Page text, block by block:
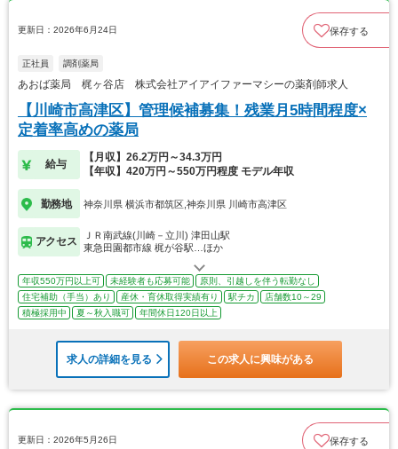
更新日：2026年6月24日 保存する
正社員 調剤薬局
あおば薬局 梶ヶ谷店 株式会社アイアイファーマシーの薬剤師求人
【川崎市高津区】管理候補募集！残業月5時間程度×
定着率高めの薬局
給与
【月収】26.2万円～34.3万円
【年収】420万円～550万円程度 モデル年収
勤務地 神奈川県 横浜市都筑区,神奈川県 川崎市高津区
アクセス
ＪＲ南武線(川崎－立川) 津田山駅
東急田園都市線 梶が谷駅…ほか
年収550万円以上可 未経験者も応募可能
原則、引越しを伴う転勤なし
住宅補助（手当）あり
産休・育休取得実績有り 駅チカ
店舗数10～29
積極採用中
夏～秋入職可 年間休日120日以上
求人の詳細を見る この求人に興味がある
更新日：2026年5月26日 保存する